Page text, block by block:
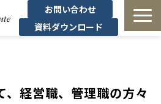
お問い合わせ
資料ダウンロード
経営職、管理職の方々